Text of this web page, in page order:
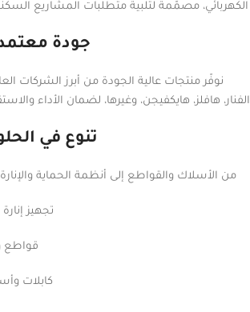
الكهربائي، مصمّمة لتلبية متطلبات المشاريع
جودة
الفنار، هافلز، هايكفيجن، وغيرها، لضمان الأداء
تنوع في
من الأسلاك والقواطع إلى أنظمة الحماية
تجهيز
قواطع
كابلات